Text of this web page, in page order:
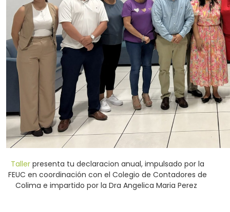
Taller presenta tu declaracion anual, impulsado por la
FEUC en coordinación con el Colegio de Contadores de
Colima e impartido por la Dra Angelica Maria Perez